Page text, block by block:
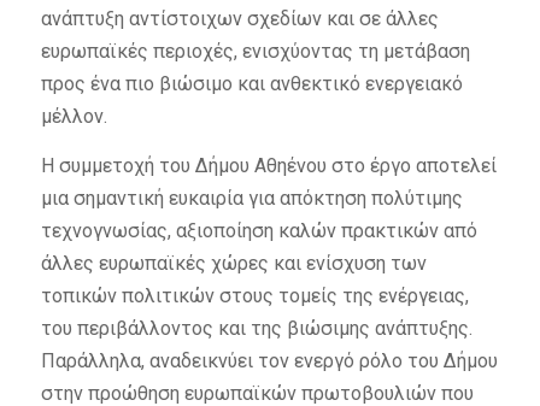
ανάπτυξη αντίστοιχων σχεδίων και σε άλλες
ευρωπαϊκές περιοχές, ενισχύοντας τη μετάβαση
προς ένα πιο βιώσιμο και ανθεκτικό ενεργειακό
μέλλον.
Η συμμετοχή του Δήμου Αθηένου στο έργο αποτελεί
μια σημαντική ευκαιρία για απόκτηση πολύτιμης
τεχνογνωσίας, αξιοποίηση καλών πρακτικών από
άλλες ευρωπαϊκές χώρες και ενίσχυση των
τοπικών πολιτικών στους τομείς της ενέργειας,
του περιβάλλοντος και της βιώσιμης ανάπτυξης.
Παράλληλα, αναδεικνύει τον ενεργό ρόλο του Δήμου
στην προώθηση ευρωπαϊκών πρωτοβουλιών που